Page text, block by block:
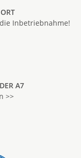
Inbetriebnahme!
A7
>>